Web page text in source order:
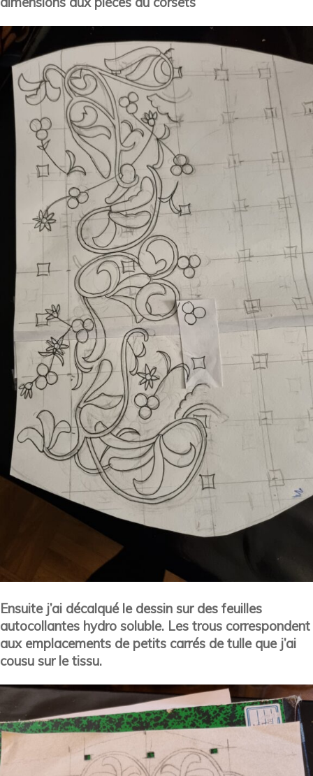
Ensuite j’ai décalqué le dessin sur des feuilles
autocollantes hydro soluble. Les trous correspondent
aux emplacements de petits carrés de tulle que j’ai
cousu sur le tissu.